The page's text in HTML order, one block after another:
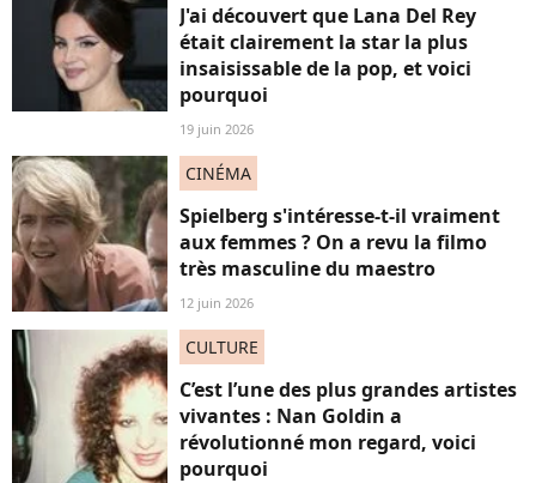
J'ai découvert que Lana Del Rey
était clairement la star la plus
insaisissable de la pop, et voici
pourquoi
19 juin 2026
CINÉMA
Spielberg s'intéresse-t-il vraiment
aux femmes ? On a revu la filmo
très masculine du maestro
12 juin 2026
CULTURE
C’est l’une des plus grandes artistes
vivantes : Nan Goldin a
révolutionné mon regard, voici
pourquoi